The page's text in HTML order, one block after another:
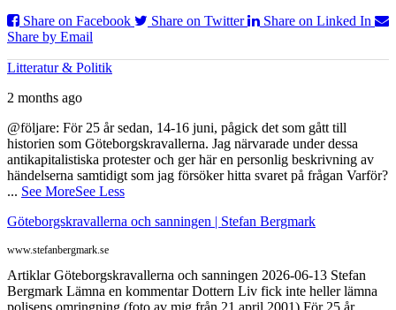
Share on Facebook
Share on Twitter
Share on Linked In
Share by Email
Litteratur & Politik
2 months ago
@följare: För 25 år sedan, 14-16 juni, pågick det som gått till
historien som Göteborgskravallerna. Jag närvarade under dessa
antikapitalistiska protester och ger här en personlig beskrivning av
händelserna samtidigt som jag försöker hitta svaret på frågan Varför?
... See MoreSee Less
Göteborgskravallerna och sanningen | Stefan Bergmark
www.stefanbergmark.se
Artiklar Göteborgskravallerna och sanningen 2026-06-13 Stefan
Bergmark Lämna en kommentar Dottern Liv fick inte heller lämna